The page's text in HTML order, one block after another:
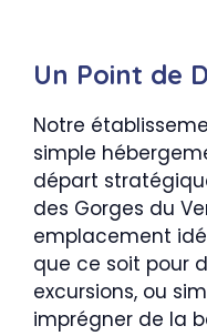
Un Point de
Notre
simple
départ
des Gorges du
emplacement
que ce soit pour
excursions, ou
imprégner de la